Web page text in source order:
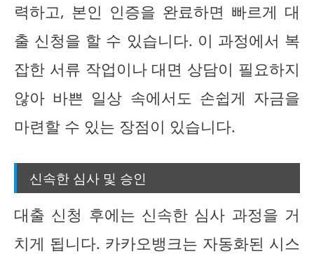
력하고, 본인 인증을 완료하면 빠르게 대
출 신청을 할 수 있습니다. 이 과정에서 복
잡한 서류 작업이나 대면 상담이 필요하지
않아 바쁜 일상 속에서도 손쉽게 자금을
마련할 수 있는 장점이 있습니다.
신속한 심사 및 승인
대출 신청 후에는 신속한 심사 과정을 거
치게 됩니다. 카카오뱅크는 자동화된 시스